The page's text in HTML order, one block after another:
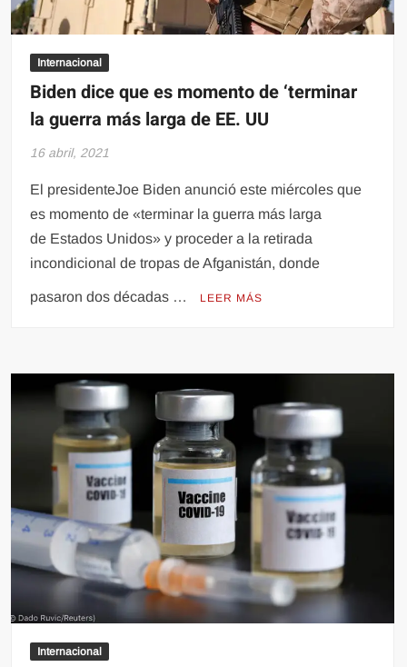
Internacional
Biden dice que es momento de ‘terminar
la guerra más larga de EE. UU
16 abril, 2021
El presidenteJoe Biden anunció este miércoles que
es momento de «terminar la guerra más larga
de Estados Unidos» y proceder a la retirada
incondicional de tropas de Afganistán, donde
pasaron dos décadas … LEER MÁS
Internacional